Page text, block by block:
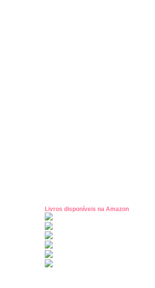
Livros disponíveis na Amazon